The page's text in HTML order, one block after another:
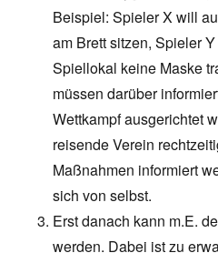
Beispiel: Spieler X will
am Brett sitzen, Spieler
Spiellokal keine Maske
müssen darüber
Wettkampf ausgerichtet
reisende Verein
Maßnahmen informiert
sich von selbst.
Erst danach kann m.E.
werden. Dabei ist zu